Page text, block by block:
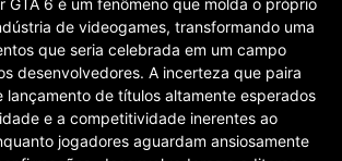
GTA 6 é um fenômeno que molda o próprio
de videogames, transformando uma
que seria celebrada em um campo
desenvolvedores. A incerteza que paira
lançamento de títulos altamente esperados
e a competitividade inerentes ao
jogadores aguardam ansiosamente